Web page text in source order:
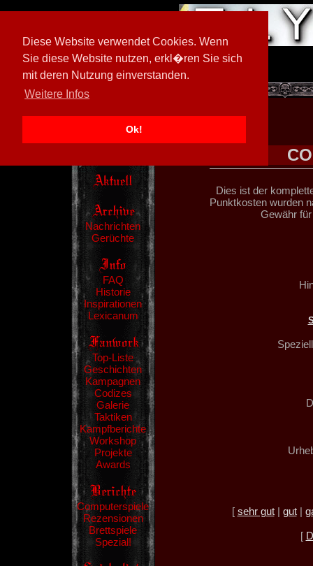
Diese Website verwendet Cookies. Wenn
Sie diese Website nutzen, erkl�ren Sie sich
mit deren Nutzung einverstanden.
Weitere Infos
Ok!
[ 597026/M3]
Nachrichten
Gerüchte
FAQ
Historie
Inspirationen
Lexicanum
Top-Liste
Geschichten
Kampagnen
Codizes
Galerie
Taktiken
Kampfberichte
Workshop
Projekte
Awards
Computerspiele
Rezensionen
Brettspiele
Spezial!
Dies ist der
Punktkosten wurden
Gewähr
[ sehr gut| gut|
[